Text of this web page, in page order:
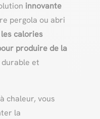
innovante
pergola ou abri
calories
produire de la
et
chaleur, vous
la